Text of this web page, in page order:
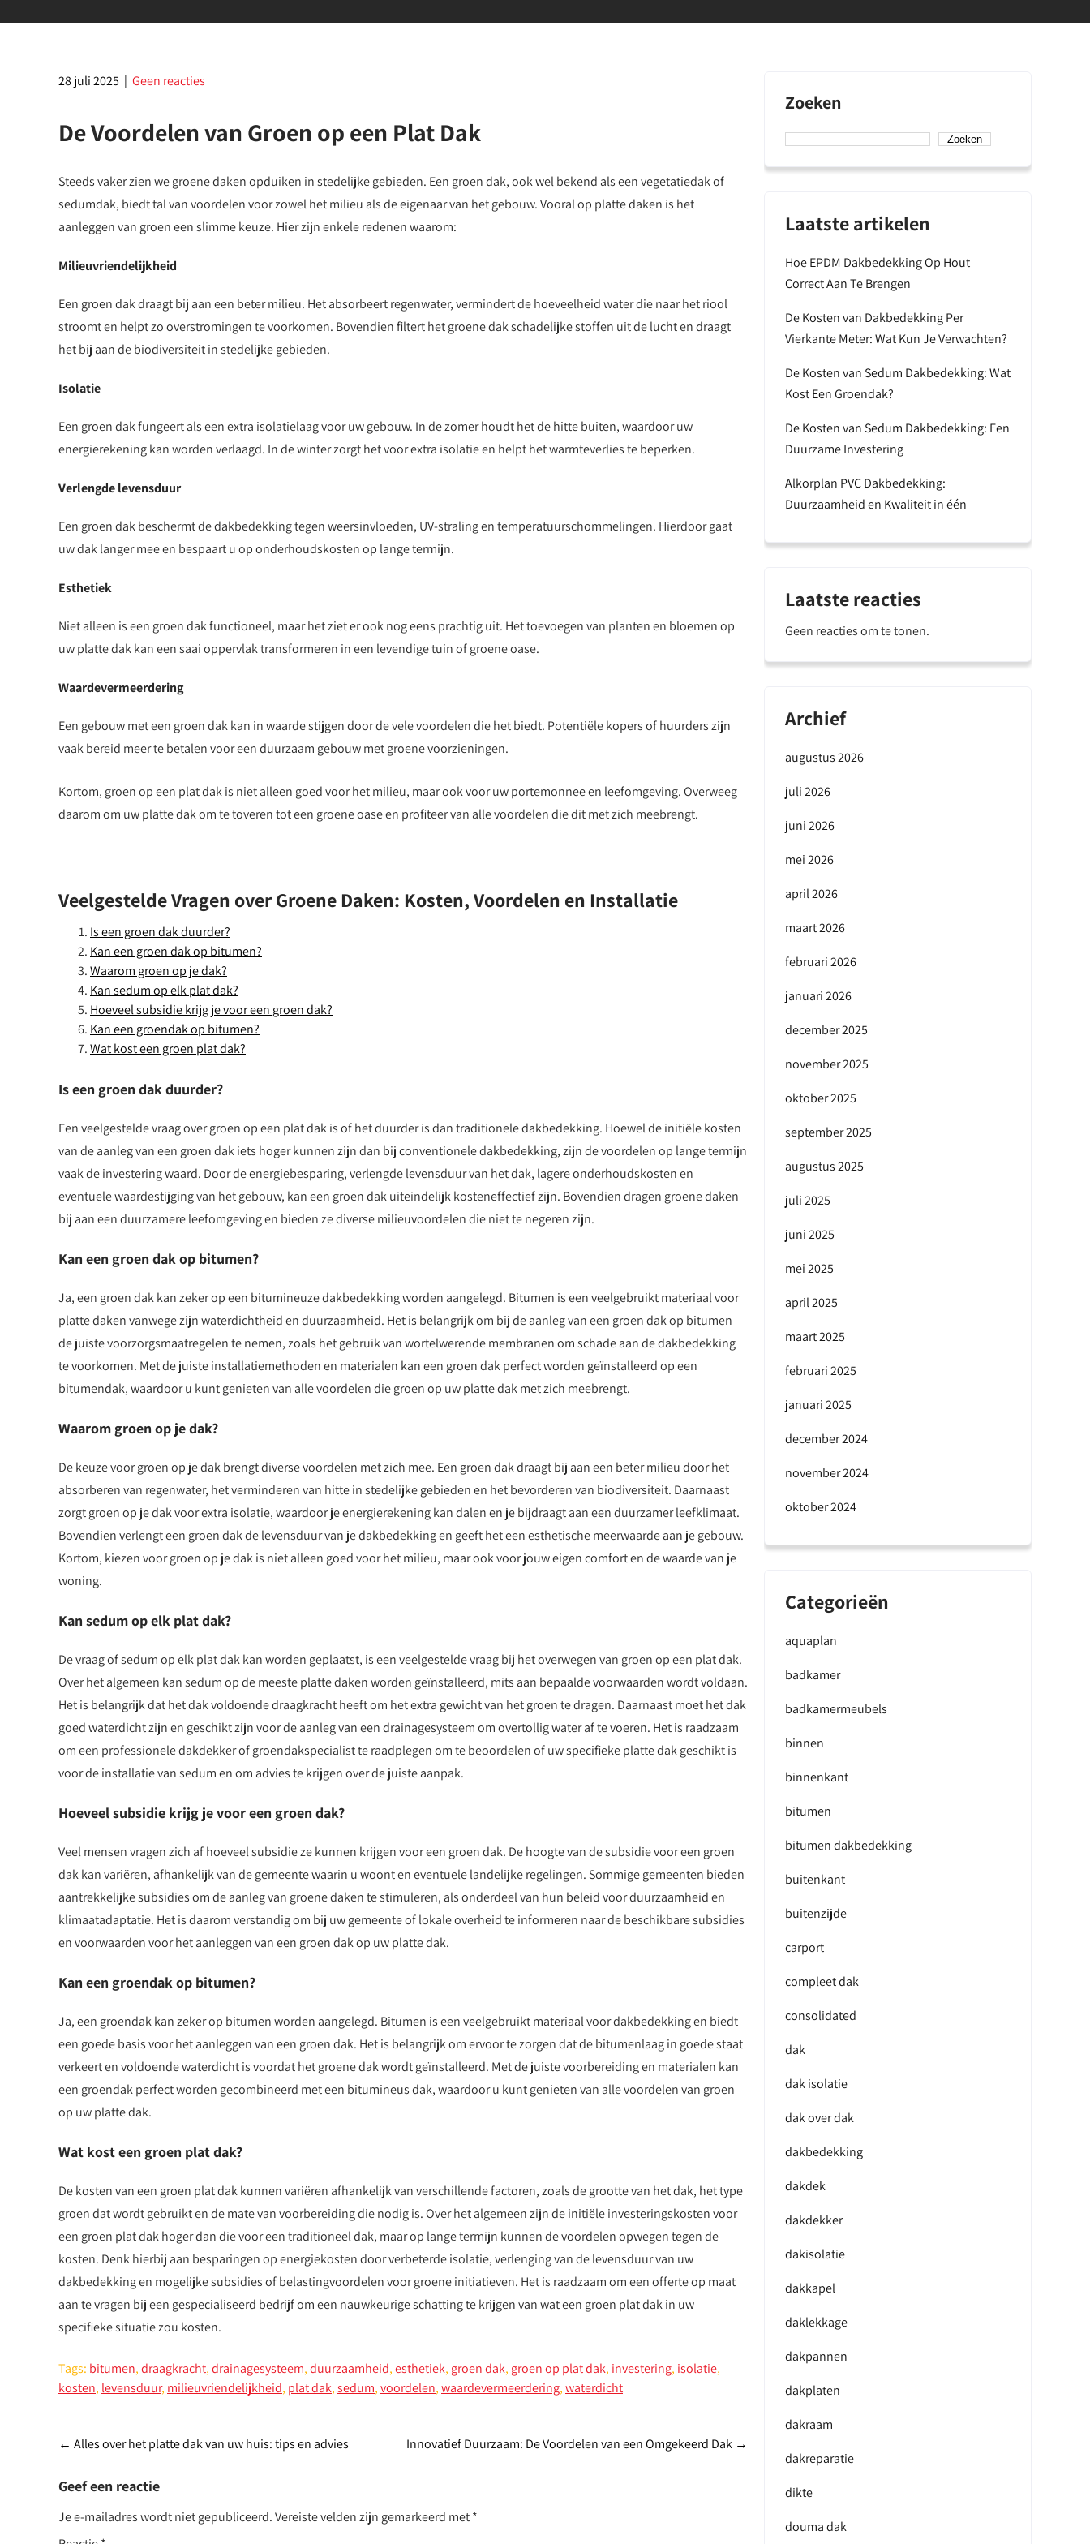
28 juli 2025 | Geen reacties
De Voordelen van Groen op een Plat Dak
Steeds vaker zien we groene daken opduiken in stedelijke gebieden. Een groen dak, ook wel bekend als een vegetatiedak of
sedumdak, biedt tal van voordelen voor zowel het milieu als de eigenaar van het gebouw. Vooral op platte daken is het
aanleggen van groen een slimme keuze. Hier zijn enkele redenen waarom:
Milieuvriendelijkheid
Een groen dak draagt bij aan een beter milieu. Het absorbeert regenwater, vermindert de hoeveelheid water die naar het riool
stroomt en helpt zo overstromingen te voorkomen. Bovendien filtert het groene dak schadelijke stoffen uit de lucht en draagt
het bij aan de biodiversiteit in stedelijke gebieden.
Isolatie
Een groen dak fungeert als een extra isolatielaag voor uw gebouw. In de zomer houdt het de hitte buiten, waardoor uw
energierekening kan worden verlaagd. In de winter zorgt het voor extra isolatie en helpt het warmteverlies te beperken.
Verlengde levensduur
Een groen dak beschermt de dakbedekking tegen weersinvloeden, UV-straling en temperatuurschommelingen. Hierdoor gaat
uw dak langer mee en bespaart u op onderhoudskosten op lange termijn.
Esthetiek
Niet alleen is een groen dak functioneel, maar het ziet er ook nog eens prachtig uit. Het toevoegen van planten en bloemen op
uw platte dak kan een saai oppervlak transformeren in een levendige tuin of groene oase.
Waardevermeerdering
Een gebouw met een groen dak kan in waarde stijgen door de vele voordelen die het biedt. Potentiële kopers of huurders zijn
vaak bereid meer te betalen voor een duurzaam gebouw met groene voorzieningen.
Kortom, groen op een plat dak is niet alleen goed voor het milieu, maar ook voor uw portemonnee en leefomgeving. Overweeg
daarom om uw platte dak om te toveren tot een groene oase en profiteer van alle voordelen die dit met zich meebrengt.
Veelgestelde Vragen over Groene Daken: Kosten, Voordelen en Installatie
Is een groen dak duurder?
Kan een groen dak op bitumen?
Waarom groen op je dak?
Kan sedum op elk plat dak?
Hoeveel subsidie krijg je voor een groen dak?
Kan een groendak op bitumen?
Wat kost een groen plat dak?
Is een groen dak duurder?
Een veelgestelde vraag over groen op een plat dak is of het duurder is dan traditionele dakbedekking. Hoewel de initiële kosten
van de aanleg van een groen dak iets hoger kunnen zijn dan bij conventionele dakbedekking, zijn de voordelen op lange termijn
vaak de investering waard. Door de energiebesparing, verlengde levensduur van het dak, lagere onderhoudskosten en
eventuele waardestijging van het gebouw, kan een groen dak uiteindelijk kosteneffectief zijn. Bovendien dragen groene daken
bij aan een duurzamere leefomgeving en bieden ze diverse milieuvoordelen die niet te negeren zijn.
Kan een groen dak op bitumen?
Ja, een groen dak kan zeker op een bitumineuze dakbedekking worden aangelegd. Bitumen is een veelgebruikt materiaal voor
platte daken vanwege zijn waterdichtheid en duurzaamheid. Het is belangrijk om bij de aanleg van een groen dak op bitumen
de juiste voorzorgsmaatregelen te nemen, zoals het gebruik van wortelwerende membranen om schade aan de dakbedekking
te voorkomen. Met de juiste installatiemethoden en materialen kan een groen dak perfect worden geïnstalleerd op een
bitumendak, waardoor u kunt genieten van alle voordelen die groen op uw platte dak met zich meebrengt.
Waarom groen op je dak?
De keuze voor groen op je dak brengt diverse voordelen met zich mee. Een groen dak draagt bij aan een beter milieu door het
absorberen van regenwater, het verminderen van hitte in stedelijke gebieden en het bevorderen van biodiversiteit. Daarnaast
zorgt groen op je dak voor extra isolatie, waardoor je energierekening kan dalen en je bijdraagt aan een duurzamer leefklimaat.
Bovendien verlengt een groen dak de levensduur van je dakbedekking en geeft het een esthetische meerwaarde aan je gebouw.
Kortom, kiezen voor groen op je dak is niet alleen goed voor het milieu, maar ook voor jouw eigen comfort en de waarde van je
woning.
Kan sedum op elk plat dak?
De vraag of sedum op elk plat dak kan worden geplaatst, is een veelgestelde vraag bij het overwegen van groen op een plat dak.
Over het algemeen kan sedum op de meeste platte daken worden geïnstalleerd, mits aan bepaalde voorwaarden wordt voldaan.
Het is belangrijk dat het dak voldoende draagkracht heeft om het extra gewicht van het groen te dragen. Daarnaast moet het dak
goed waterdicht zijn en geschikt zijn voor de aanleg van een drainagesysteem om overtollig water af te voeren. Het is raadzaam
om een professionele dakdekker of groendakspecialist te raadplegen om te beoordelen of uw specifieke platte dak geschikt is
voor de installatie van sedum en om advies te krijgen over de juiste aanpak.
Hoeveel subsidie krijg je voor een groen dak?
Veel mensen vragen zich af hoeveel subsidie ze kunnen krijgen voor een groen dak. De hoogte van de subsidie voor een groen
dak kan variëren, afhankelijk van de gemeente waarin u woont en eventuele landelijke regelingen. Sommige gemeenten bieden
aantrekkelijke subsidies om de aanleg van groene daken te stimuleren, als onderdeel van hun beleid voor duurzaamheid en
klimaatadaptatie. Het is daarom verstandig om bij uw gemeente of lokale overheid te informeren naar de beschikbare subsidies
en voorwaarden voor het aanleggen van een groen dak op uw platte dak.
Kan een groendak op bitumen?
Ja, een groendak kan zeker op bitumen worden aangelegd. Bitumen is een veelgebruikt materiaal voor dakbedekking en biedt
een goede basis voor het aanleggen van een groen dak. Het is belangrijk om ervoor te zorgen dat de bitumenlaag in goede staat
verkeert en voldoende waterdicht is voordat het groene dak wordt geïnstalleerd. Met de juiste voorbereiding en materialen kan
een groendak perfect worden gecombineerd met een bitumineus dak, waardoor u kunt genieten van alle voordelen van groen
op uw platte dak.
Wat kost een groen plat dak?
De kosten van een groen plat dak kunnen variëren afhankelijk van verschillende factoren, zoals de grootte van het dak, het type
groen dat wordt gebruikt en de mate van voorbereiding die nodig is. Over het algemeen zijn de initiële investeringskosten voor
een groen plat dak hoger dan die voor een traditioneel dak, maar op lange termijn kunnen de voordelen opwegen tegen de
kosten. Denk hierbij aan besparingen op energiekosten door verbeterde isolatie, verlenging van de levensduur van uw
dakbedekking en mogelijke subsidies of belastingvoordelen voor groene initiatieven. Het is raadzaam om een offerte op maat
aan te vragen bij een gespecialiseerd bedrijf om een nauwkeurige schatting te krijgen van wat een groen plat dak in uw
specifieke situatie zou kosten.
Tags: bitumen,draagkracht,drainagesysteem,duurzaamheid,esthetiek, groen dak, groen op plat dak, investering, isolatie,
kosten, levensduur, milieuvriendelijkheid, plat dak,sedum,voordelen,waardevermeerdering,waterdicht
Post
navigation
← Alles over het platte dak van uw huis: tips en advies Innovatief Duurzaam: De Voordelen van een Omgekeerd Dak →
Geef een reactie
Je e-mailadres wordt niet gepubliceerd.Vereiste velden zijn gemarkeerd met*
Zoeken
Zoeken
Laatste artikelen
Hoe EPDM Dakbedekking Op Hout
Correct Aan Te Brengen
De Kosten van Dakbedekking Per
Vierkante Meter: Wat Kun Je Verwachten?
De Kosten van Sedum Dakbedekking: Wat
Kost Een Groendak?
De Kosten van Sedum Dakbedekking: Een
Duurzame Investering
Alkorplan PVC Dakbedekking:
Duurzaamheid en Kwaliteit in één
Laatste reacties
Geen reacties om te tonen.
Archief
augustus 2026
juli 2026
juni 2026
mei 2026
april 2026
maart 2026
februari 2026
januari 2026
december 2025
november 2025
oktober 2025
september 2025
augustus 2025
juli 2025
juni 2025
mei 2025
april 2025
maart 2025
februari 2025
januari 2025
december 2024
november 2024
oktober 2024
Categorieën
aquaplan
badkamer
badkamermeubels
binnen
binnenkant
bitumen
bitumen dakbedekking
buitenkant
buitenzijde
carport
compleet dak
consolidated
dak
dak isolatie
dak over dak
dakbedekking
dakdek
dakdekker
dakisolatie
dakkapel
daklekkage
dakpannen
dakplaten
dakraam
dakreparatie
dikte
douma dak